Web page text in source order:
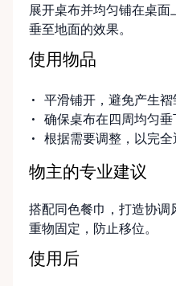
展开桌布并均匀铺在桌
垂至地面的效果。
使用物品
平滑铺开，避免产生褶
确保桌布在四周均匀垂
根据需要调整，以完全
物主的专业建议
搭配同色餐巾，打造协
重物固定，防止移位。
使用后